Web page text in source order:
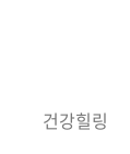
건강힐링